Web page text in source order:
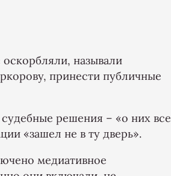
называли
принести публичные
решения – «о них все
«зашел не в ту дверь».
медиативное